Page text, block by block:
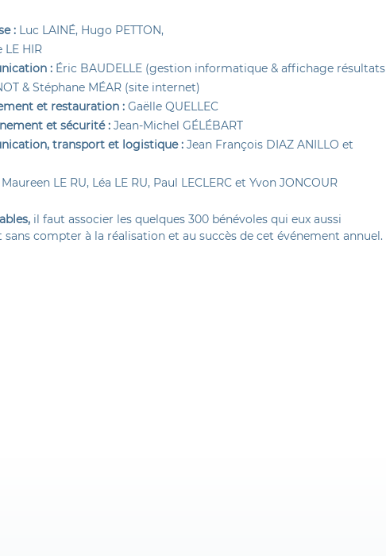
: Luc LAINÉ, Hugo PETTON,
LE HIR
: Éric BAUDELLE (gestion informatique & affichage résultats
& Stéphane MÉAR (site internet)
et restauration : Gaëlle QUELLEC
et sécurité : Jean-Michel GÉLÉBART
transport et logistique : Jean François DIAZ ANILLO et
Maureen LE RU, Léa LE RU, Paul LECLERC et Yvon JONCOUR
il faut associer les quelques 300 bénévoles qui eux aussi
compter à la réalisation et au succès de cet événement annuel.